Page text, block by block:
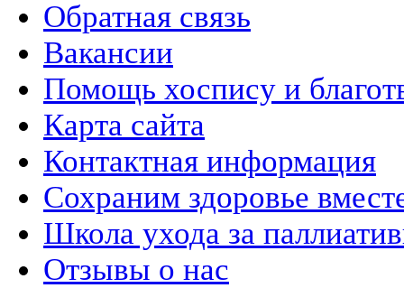
Обратная связь
Вакансии
Помощь хоспису и
Карта сайта
Контактная информация
Сохраним здоровье
Школа ухода за
Отзывы о нас